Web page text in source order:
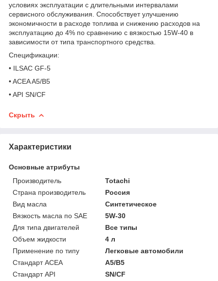
условиях эксплуатации с длительными интервалами
сервисного обслуживания. Способствует улучшению
экономичности в расходе топлива и снижению расходов на
эксплуатацию до 4% по сравнению с вязкостью 15W-40 в
зависимости от типа транспортного средства.
Спецификации:
• ILSAC GF-5
• ACEA A5/B5
• API SN/CF
Скрыть
Характеристики
Основные атрибуты
Производитель
Totachi
Страна производитель
Россия
Вид масла
Синтетическое
Вязкость масла по SAE
5W-30
Для типа двигателей
Все типы
Объем жидкости
4 л
Применение по типу
Легковые автомобили
Стандарт ACEA
A5/B5
Стандарт API
SN/CF